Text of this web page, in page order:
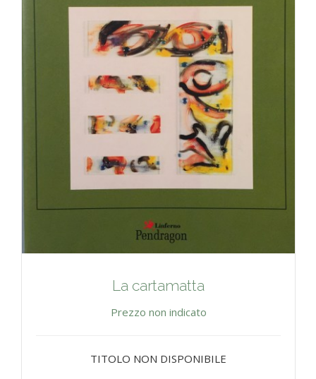
La cartamatta
Prezzo non indicato
TITOLO NON DISPONIBILE